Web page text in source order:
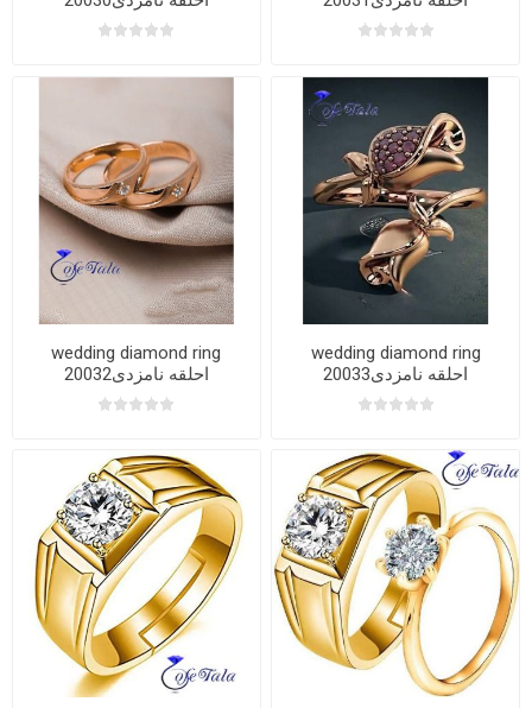
wedding diamond ring
20032احلقه نامزدی
wedding diamond ring
20033احلقه نامزدی